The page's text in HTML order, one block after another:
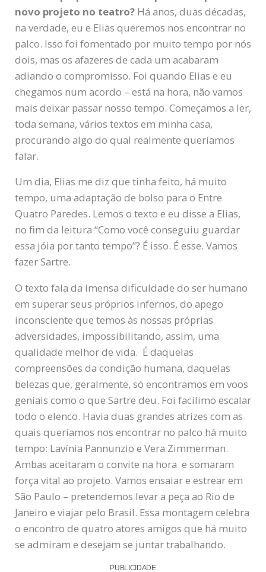
novo projeto no teatro? Há anos, duas décadas,
na verdade, eu e Elias queremos nos encontrar no
palco. Isso foi fomentado por muito tempo por nós
dois, mas os afazeres de cada um acabaram
adiando o compromisso. Foi quando Elias e eu
chegamos num acordo – está na hora, não vamos
mais deixar passar nosso tempo. Começamos a ler,
toda semana, vários textos em minha casa,
procurando algo do qual realmente queríamos
falar.
Um dia, Elias me diz que tinha feito, há muito
tempo, uma adaptação de bolso para o Entre
Quatro Paredes. Lemos o texto e eu disse a Elias,
no fim da leitura “Como você conseguiu guardar
essa jóia por tanto tempo”? É isso. É esse. Vamos
fazer Sartre.
O texto fala da imensa dificuldade do ser humano
em superar seus próprios infernos, do apego
inconsciente que temos às nossas próprias
adversidades, impossibilitando, assim, uma
qualidade melhor de vida. É daquelas
compreensões da condição humana, daquelas
belezas que, geralmente, só encontramos em voos
geniais como o que Sartre deu. Foi facílimo escalar
todo o elenco. Havia duas grandes atrizes com as
quais queríamos nos encontrar no palco há muito
tempo: Lavínia Pannunzio e Vera Zimmerman.
Ambas aceitaram o convite na hora e somaram
força vital ao projeto. Vamos ensaiar e estrear em
São Paulo – pretendemos levar a peça ao Rio de
Janeiro e viajar pelo Brasil. Essa montagem celebra
o encontro de quatro atores amigos que há muito
se admiram e desejam se juntar trabalhando.
PUBLICIDADE